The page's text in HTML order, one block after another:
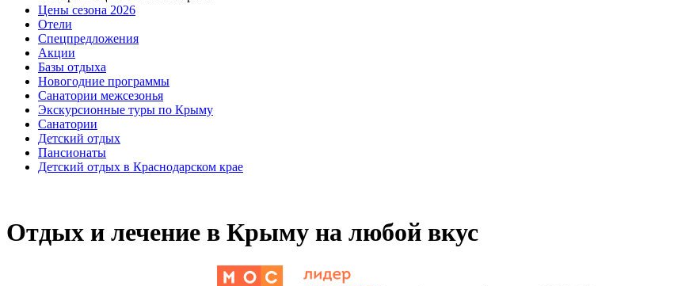
Цены сезона 2026
Отели
Спецпредложения
Акции
Базы отдыха
Новогодние программы
Санатории межсезонья
Экскурсионные туры по Крыму
Санатории
Детский отдых
Пансионаты
Детский отдых в Краснодарском крае
Отдых и лечение в Крыму на любой вкус